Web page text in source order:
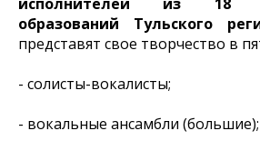
образований Тульского
представят свое творчество в
- солисты-вокалисты;
- вокальные ансамбли (большие);